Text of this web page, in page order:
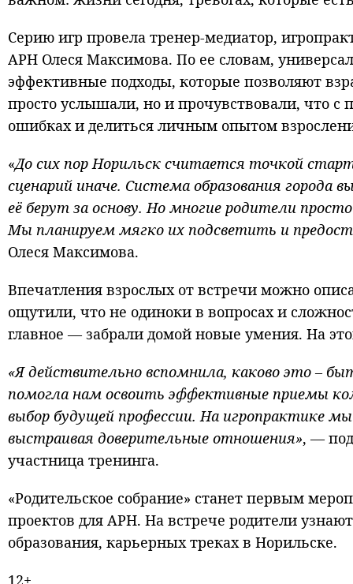
Серию игр провела тренер-медиатор,
АРН Олеся Максимова. По ее словам,
эффективные подходы, которые позволяют
просто услышали, но и прочувствовали, что с
ошибках и делиться личным опытом
«До сих пор Норильск считается точкой
сценарий иначе. Система образования
её берут за основу. Но многие родители
Мы планируем мягко их подсветить и
Олеся Максимова.
Впечатления взрослых от встречи можно
ощутили, что не одиноки в вопросах и
главное — забрали домой новые умения. На
«Я действительно вспомнила, каково это –
помогла нам освоить эффективные приемы
выбор будущей профессии. На игропрактике
выстраивая доверительные отношения», —
участница тренинга.
«Родительское собрание» станет первым
проектов для АРН. На встрече родители
образования, карьерных треках в Норильске.